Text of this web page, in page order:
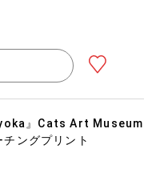
』Cats Art Museum
チングプリント